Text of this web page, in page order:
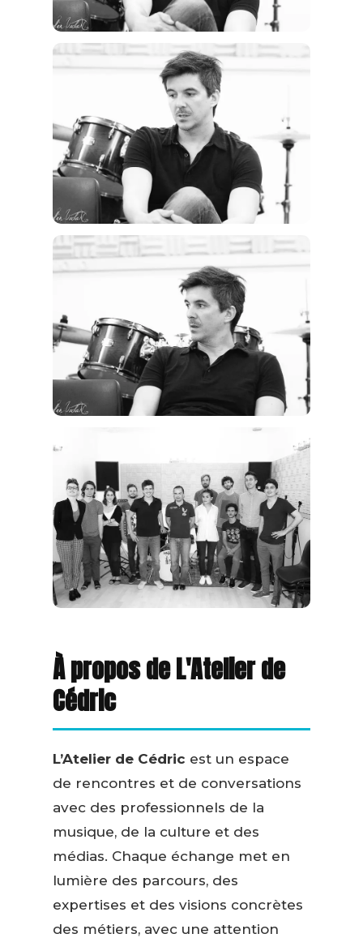
À propos de L'Atelier de
Cédric
L’Atelier de Cédric est un espace
de rencontres et de conversations
avec des professionnels de la
musique, de la culture et des
médias. Chaque échange met en
lumière des parcours, des
expertises et des visions concrètes
des métiers, avec une attention